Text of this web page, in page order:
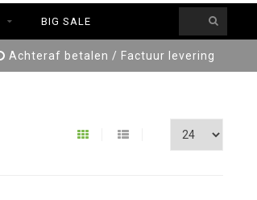
BIG SALE
Achteraf betalen / Factuur levering